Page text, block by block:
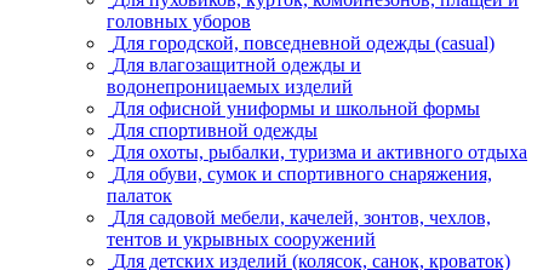
головных уборов
Для городской, повседневной одежды (casual)
Для влагозащитной одежды и
водонепроницаемых изделий
Для офисной униформы и школьной формы
Для спортивной одежды
Для охоты, рыбалки, туризма и активного отдыха
Для обуви, сумок и спортивного снаряжения,
палаток
Для садовой мебели, качелей, зонтов, чехлов,
тентов и укрывных сооружений
Для детских изделий (колясок, санок, кроваток)